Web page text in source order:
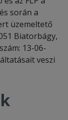
során a
üzemeltető
Biatorbágy,
13-06-
veszi